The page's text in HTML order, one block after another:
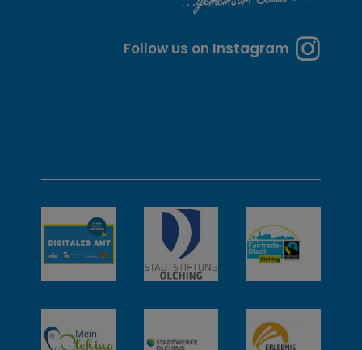
w
e
i
t
e
Follow us on Instagram